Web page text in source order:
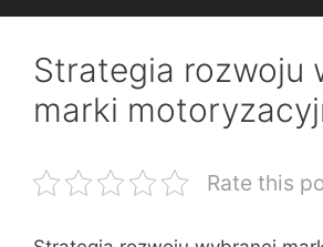
Strategia rozwoju
marki
Rate this